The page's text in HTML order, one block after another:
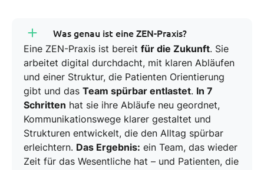
Standardanfragen laufensystemgestützt
Kanalübergreifende Kommunikation –
klar und steuerbar
Jetzt ZEN-Praxis werden!
Was genau ist eine ZEN-Praxis?
Eine ZEN-Praxis ist bereit für die Zukunft. Sie
arbeitet digital durchdacht, mit klaren Abläufen
und einer Struktur, die Patienten Orientierung
gibt und das Team spürbar entlastet. In 7
Schritten hat sie ihre Abläufe neu geordnet,
Kommunikationswege klarer gestaltet und
Strukturen entwickelt, die den Alltag spürbar
erleichtern. Das Ergebnis: ein Team, das wieder
Zeit für das Wesentliche hat – und Patienten, die